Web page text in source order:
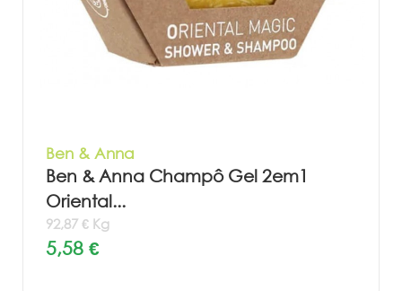
Ben & Anna
Ben & Anna Champô Gel 2em1
Oriental...
92,87 € Kg
5,58 €